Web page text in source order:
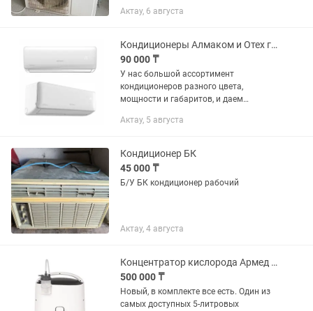
же фреон все проверили. Причина
Актау, 6 августа
Кондиционеры Алмаком и Отех г.Актау
90 000 ₸
У нас большой ассортимент
кондиционеров разного цвета,
мощности и габаритов, и даем
любую климатическую технику такую
полупромышленный и...
Актау, 5 августа
Кондиционер БК
45 000 ₸
Б/У БК кондиционер рабочий
Актау, 4 августа
Концентратор кислорода Армед 8F-5AW
500 000 ₸
Новый, в комплекте все есть. Один из
самых доступных 5-литровых